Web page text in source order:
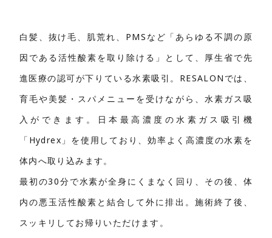
白髪、抜け毛、肌荒れ、PMSなど「あらゆる不調の原
因である活性酸素を取り除ける」として、厚生省で先
進医療の認可が下りている水素吸引。RESALONでは、
育毛や美髪・スパメニューを受けながら、水素ガス吸
入ができます。日本最高濃度の水素ガス吸引機
「Hydrex」を使用しており、効率よく高濃度の水素を
体内へ取り込みます。
最初の30分で水素が全身にくまなく回り、その後、体
内の悪玉活性酸素と結合して外に排出。施術終了後、
スッキリしてお帰りいただけます。